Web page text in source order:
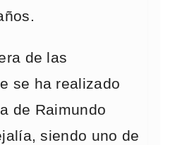
de las
se ha realizado
de Raimundo
siendo uno de